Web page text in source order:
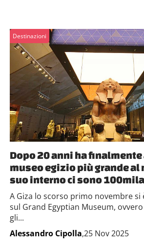
Destinazioni
Dopo 20 anni ha
museo egizio più grande al
suo interno ci sono
A Giza lo scorso primo novembre si
sul Grand Egyptian Museum,
gli...
Alessandro Cipolla,25 Nov 2025